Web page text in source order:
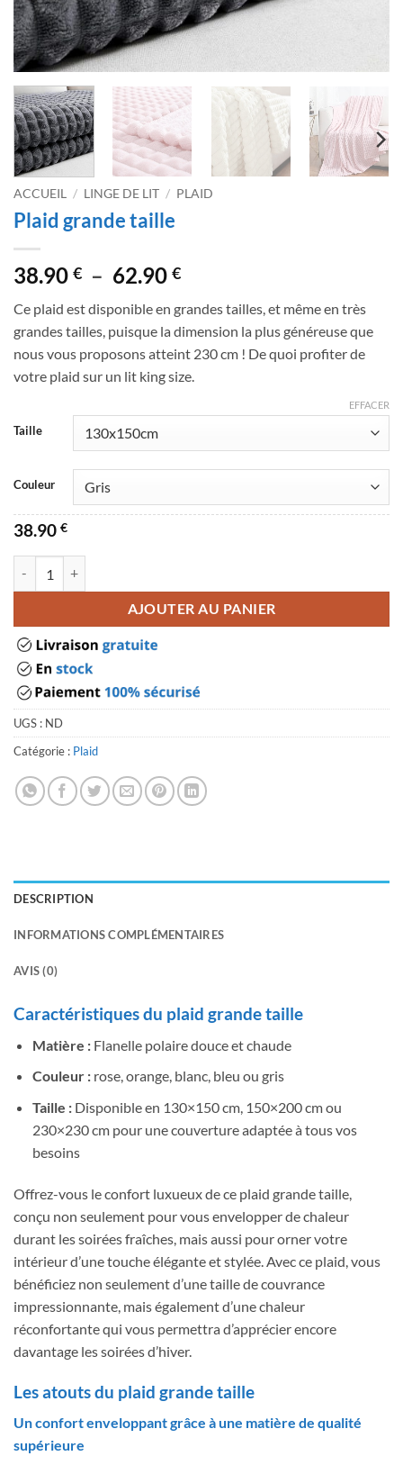
ACCUEIL / LINGE DE LIT / PLAID
Plaid grande taille
38.90 € – 62.90 €Plage
prix :
38.90 €
à
62.90 €
Ce plaid est disponible en grandes tailles, et même en très
grandes tailles, puisque la dimension la plus généreuse que
nous vous proposons atteint 230 cm ! De quoi profiter de
votre plaid sur un lit king size.
Taille
Couleur
EFFACER
38.90 €
AJOUTER AU PANIER
UGS : ND
Catégorie : Plaid
DESCRIPTION
INFORMATIONS COMPLÉMENTAIRES
AVIS (0)
Caractéristiques du plaid grande taille
Matière :Flanelle polaire douce et chaude
Couleur :rose, orange, blanc, bleu ou gris
Taille :Disponible en 130×150 cm, 150×200 cm ou
230×230 cm pour une couverture adaptée à tous vos
besoins
Offrez-vous le confort luxueux de ce plaid grande taille,
conçu non seulement pour vous envelopper de chaleur
durant les soirées fraîches, mais aussi pour orner votre
intérieur d’une touche élégante et stylée. Avec ce plaid, vous
bénéficiez non seulement d’une taille de couvrance
impressionnante, mais également d’une chaleur
réconfortante qui vous permettra d’apprécier encore
davantage les soirées d’hiver.
Les atouts du plaid grande taille
Un confort enveloppant grâce à une matière de qualité
supérieure